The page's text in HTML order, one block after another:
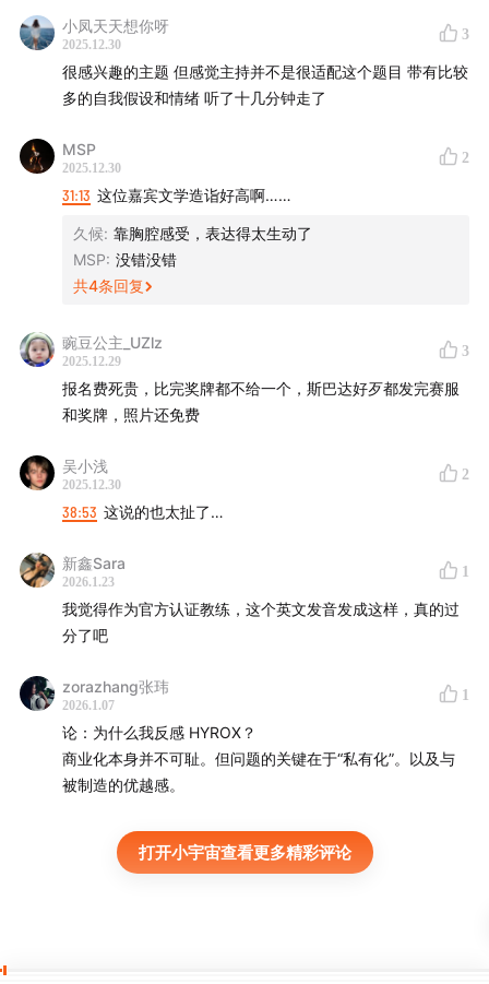
公众号：硅谷101
收听渠道：Apple Podcast｜Spotify｜小宇宙｜喜马拉雅
｜蜻蜓FM｜荔枝FM｜网易云音乐｜QQ音乐
其他平台：YouTube｜Bilibili 搜索「硅谷101播客」
联系我们：
Special Guests: Mike, 夏禹, and 袁放.
小凤天天想你呀
2025.12.30
3
很感兴趣的主题 但感觉主持并不是很适配这个题目 带有比较
多的自我假设和情绪 听了十几分钟走了
MSP
2025.12.30
2
31:13 这位嘉宾文学造诣好高啊……
久候: 靠胸腔感受，表达得太生动了
MSP: 没错没错
共4条回复
豌豆公主_UZlz
2025.12.29
3
报名费死贵，比完奖牌都不给一个，斯巴达好歹都发完赛服
和奖牌，照片还免费
吴小浅
2025.12.30
2
38:53 这说的也太扯了…
新鑫Sara
2026.1.23
1
我觉得作为官方认证教练，这个英文发音发成这样，真的过
分了吧
zorazhang张玮
2026.1.07
1
论：为什么我反感 HYROX？
商业化本身并不可耻。但问题的关键在于“私有化”。以及与
被制造的优越感。
打开小宇宙查看更多精彩评论